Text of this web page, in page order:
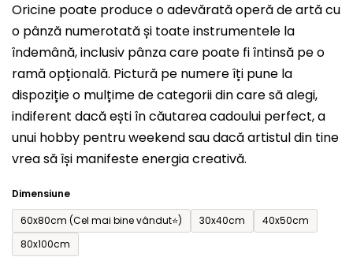
Oricine poate produce o adevărată operă de artă cu
o pânză numerotată și toate instrumentele la
îndemână, inclusiv pânza care poate fi întinsă pe o
ramă opțională. Pictură pe numere îți pune la
dispoziție o mulțime de categorii din care să alegi,
indiferent dacă ești în căutarea cadoului perfect, a
unui hobby pentru weekend sau dacă artistul din tine
vrea să își manifeste energia creativă.
Dimensiune
60x80cm (Cel mai bine vândut⭐)
30x40cm
40x50cm
80x100cm
este
0,0
din
5
stele.